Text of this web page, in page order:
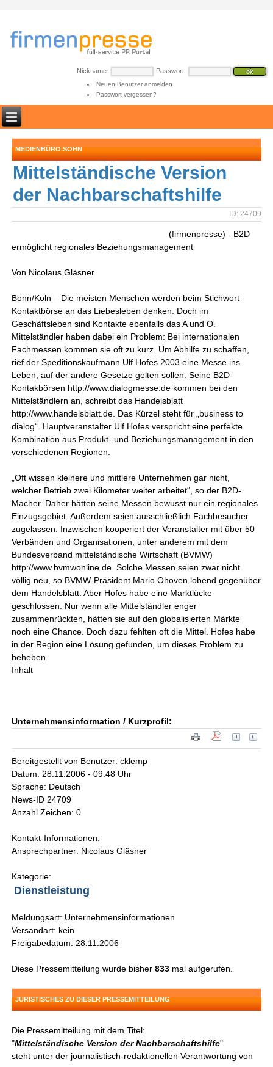
Nickname: Passwort:
Neuen Benutzer anmelden
Passwort vergessen?
MEDIENBÜRO.SOHN
Mittelständische Version
der Nachbarschaftshilfe
ID: 24709
(firmenpresse) - B2D
ermöglicht regionales Beziehungsmanagement
Von Nicolaus Gläsner
Bonn/Köln – Die meisten Menschen werden beim Stichwort
Kontaktbörse an das Liebesleben denken. Doch im
Geschäftsleben sind Kontakte ebenfalls das A und O.
Mittelständler haben dabei ein Problem: Bei internationalen
Fachmessen kommen sie oft zu kurz. Um Abhilfe zu schaffen,
rief der Speditionskaufmann Ulf Hofes 2003 eine Messe ins
Leben, auf der andere Gesetze gelten sollen. Seine B2D-
Kontakbörsen http://www.dialogmesse.de kommen bei den
Mittelständlern an, schreibt das Handelsblatt
http://www.handelsblatt.de. Das Kürzel steht für „business to
dialog“. Hauptveranstalter Ulf Hofes verspricht eine perfekte
Kombination aus Produkt- und Beziehungsmanagement in den
verschiedenen Regionen.
„Oft wissen kleinere und mittlere Unternehmen gar nicht,
welcher Betrieb zwei Kilometer weiter arbeitet“, so der B2D-
Macher. Daher hätten seine Messen bewusst nur ein regionales
Einzugsgebiet. Außerdem seien ausschließlich Fachbesucher
zugelassen. Inzwischen kooperiert der Veranstalter mit über 50
Verbänden und Organisationen, unter anderem mit dem
Bundesverband mittelständische Wirtschaft (BVMW)
http://www.bvmwonline.de. Solche Messen seien zwar nicht
völlig neu, so BVMW-Präsident Mario Ohoven lobend gegenüber
dem Handelsblatt. Aber Hofes habe eine Marktlücke
geschlossen. Nur wenn alle Mittelständler enger
zusammenrückten, hätten sie auf den globalisierten Märkte
noch eine Chance. Doch dazu fehlten oft die Mittel. Hofes habe
in der Region eine Lösung gefunden, um dieses Problem zu
beheben.
Inhalt
Unternehmensinformation / Kurzprofil:
Bereitgestellt von Benutzer: cklemp
Datum: 28.11.2006 - 09:48 Uhr
Sprache: Deutsch
News-ID 24709
Anzahl Zeichen: 0
Kontakt-Informationen:
Ansprechpartner: Nicolaus Gläsner
Kategorie:
Dienstleistung
Meldungsart: Unternehmensinformationen
Versandart: kein
Freigabedatum: 28.11.2006
Diese Pressemitteilung wurde bisher833 mal aufgerufen.
JURISTISCHES ZU DIESER PRESSEMITTEILUNG
Die Pressemitteilung mit dem Titel:
"Mittelständische Version der Nachbarschaftshilfe"
steht unter der journalistisch-redaktionellen Verantwortung von